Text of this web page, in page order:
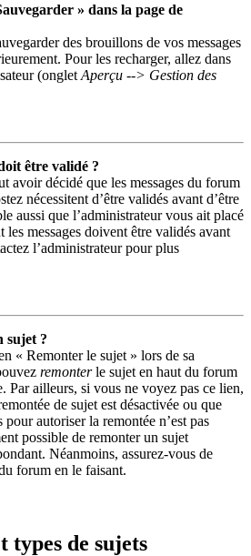
» dans la page de
des brouillons de vos messages
Pour les recharger, allez dans
(onglet Aperçu --> Gestion des
être validé ?
avoir décidé que les messages du forum
nécessitent d’être validés avant d’être
aussi que l’administrateur vous ait placé
les messages doivent être validés avant
l’administrateur pour plus
sujet ?
« Remonter le sujet » lors de sa
remonterle sujet en haut du forum
Par ailleurs, si vous ne voyez pas ce lien,
de sujet est désactivée ou que
pour autoriser la remontée n’est pas
possible de remonter un sujet
Néanmoins, assurez-vous de
forum en le faisant.
types de sujets